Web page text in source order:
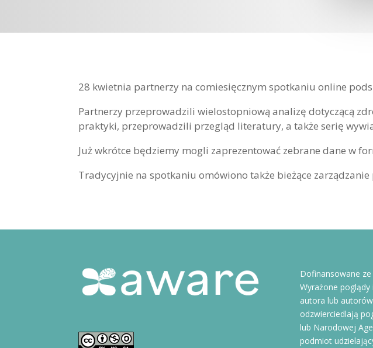
28 kwietnia partnerzy na comiesięcznym spotkaniu online
Partnerzy przeprowadzili wielostopniową analizę dotyczącą
praktyki, przeprowadzili przegląd literatury, a także serię
Już wkrótce będziemy mogli zaprezentować zebrane dane w
Tradycyjnie na spotkaniu omówiono także bieżące
Dofinansowane
Wyrażone
autora lub
odzwierciedlają
lub Narodowej
podmiot